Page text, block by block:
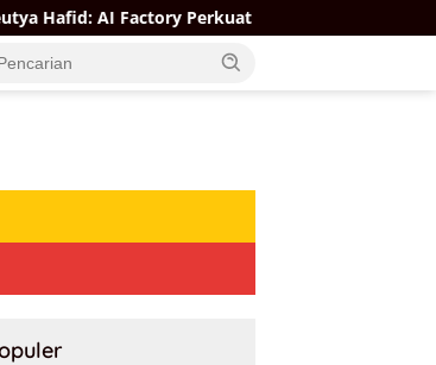
Perkuat Posisi Indonesia sebagai AI Hub